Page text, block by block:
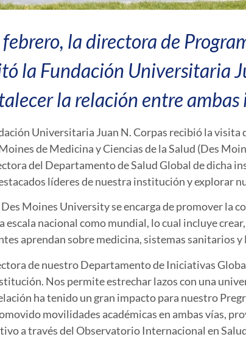
la directora de
la Fundación Universitaria
la relación entre
Universitaria Juan N. Corpas recibió la
de Medicina y Ciencias de la Salud (Des
del Departamento de Salud Global de dicha
líderes de nuestra institución y explorar
Moines University se encarga de promover la
escala nacional como mundial, lo cual incluye
aprendan sobre medicina, sistemas sanitarios
de nuestro Departamento de Iniciativas
Nos permite estrechar lazos con una
ha tenido un gran impacto para nuestro
movilidades académicas en ambas vías,
a través del Observatorio Internacional en